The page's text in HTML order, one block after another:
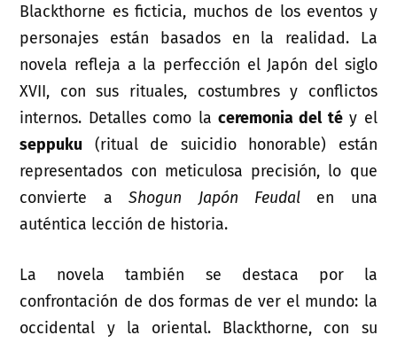
Blackthorne es ficticia, muchos de los eventos y
personajes están basados en la realidad. La
novela refleja a la perfección el Japón del siglo
XVII, con sus rituales, costumbres y conflictos
internos. Detalles como la ceremonia del téy el
seppuku (ritual de suicidio honorable) están
representados con meticulosa precisión, lo que
convierte aShogun Japón Feudalen una
auténtica lección de historia.
La novela también se destaca por la
confrontación de dos formas de ver el mundo: la
occidental y la oriental. Blackthorne, con su